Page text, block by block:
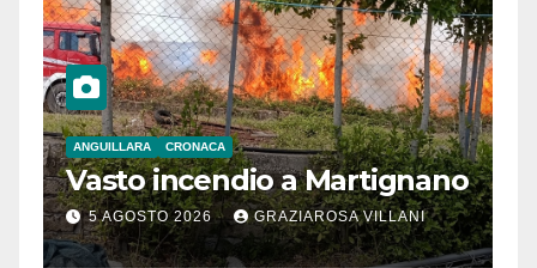
ANGUILLARA CRONACA
Vasto incendio a Martignano
5 AGOSTO 2026 GRAZIAROSA VILLANI